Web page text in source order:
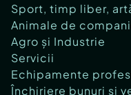
Sport, timp liber,
Animale de
Agro și Industrie
Servicii
Echipamente
Închiriere bunuri și